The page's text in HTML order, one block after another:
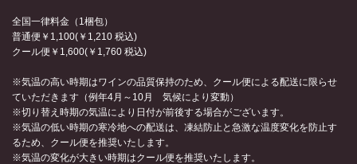
全国一律料金（1梱包）
普通便￥1,100(￥1,210 税込)
クール便￥1,600(￥1,760 税込)
※気温の高い時期はワインの品質保持のため、クール便による配送に限らせ
ていただきます（例年4月～10月 気候により変動）
※切り替え時期の気温により日付が前後する場合がございます。
※気温の低い時期の寒冷地への配送は、凍結防止と急激な温度変化を防止す
るため、クール便を推奨いたします。
※気温の変化が大きい時期はクール便を推奨いたします。